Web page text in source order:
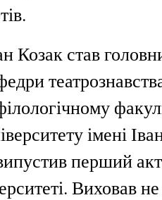
Козак став
імені
перший
Виховав